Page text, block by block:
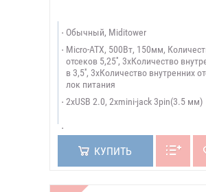
Обычный, Miditower
Micro-ATX, 500Вт, 150мм,
отсеков 5,25'', 3xКоличество
в 3,5'', 3xКоличество внутренних
лок питания
2xUSB 2.0, 2xmini-jack 3pin(3.5 мм)
КУПИТЬ